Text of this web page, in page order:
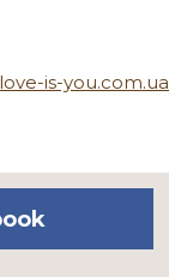
love-is-you.com.ua